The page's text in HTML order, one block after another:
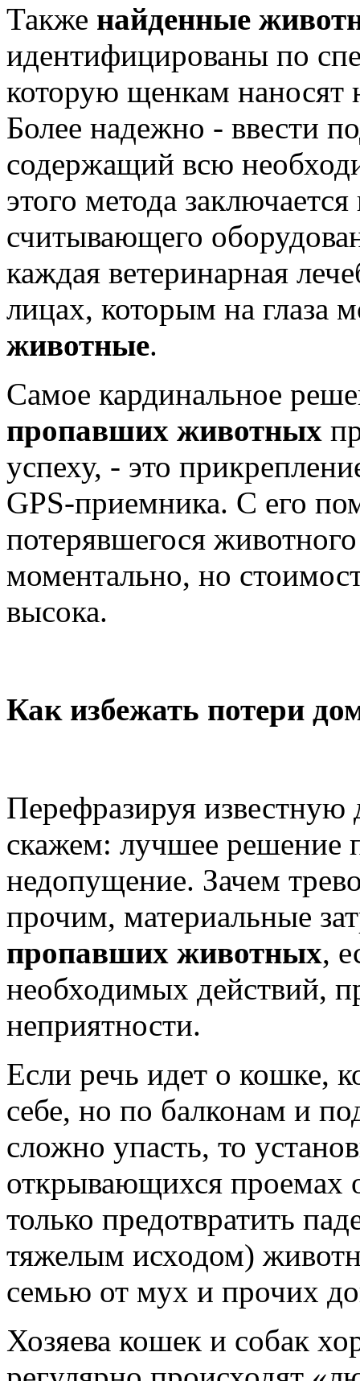
Также найденные
идентифицированы по
которую щенкам наносят
Более надежно - ввести
содержащий всю
этого метода
считывающего
каждая ветеринарная
лицах, которым на глаза
животные.
Самое кардинальное
пропавших животных
успеху, - это
GPS-приемника. С его
потерявшегося
моментально, но
высока.
Как избежать потери
Перефразируя известную
скажем: лучшее решение
недопущение. Зачем
прочим, материальные
пропавших животных,
необходимых действий,
неприятности.
Если речь идет о кошке,
себе, но по балконам и
сложно упасть, то
открывающихся проемах
только предотвратить
тяжелым исходом)
семью от мух и прочих
Хозяева кошек и собак